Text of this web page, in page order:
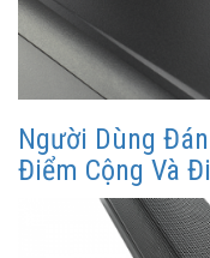
Người Dùng
Điểm Cộng Và